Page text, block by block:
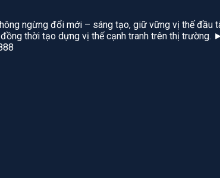
ngừng đổi mới – sáng tạo, giữ vững vị thế đầu
thời tạo dựng vị thế cạnh tranh trên thị trường.